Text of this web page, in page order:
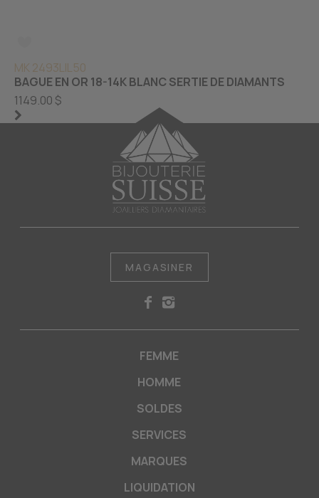
MK 2493LIL50
BAGUE EN OR 18-14K BLANC SERTIE DE DIAMANTS
1149.00 $
MAGASINER
FEMME
HOMME
SOLDES
SERVICES
MARQUES
LIQUIDATION